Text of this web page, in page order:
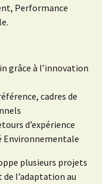
Performance
grâce à l’innovation
cadres de
d’expérience
Environnementale
plusieurs projets
l’adaptation au